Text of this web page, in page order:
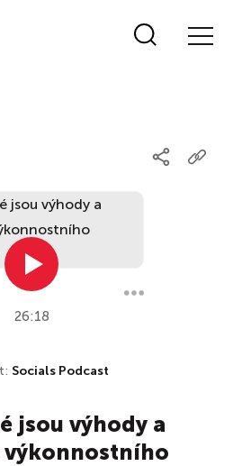
26:18
Socials Podcast
jsou výhody a
výkonnostního